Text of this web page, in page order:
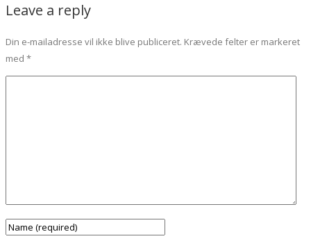
Leave a reply
Din e-mailadresse vil ikke blive publiceret. Krævede felter er markeret
med *